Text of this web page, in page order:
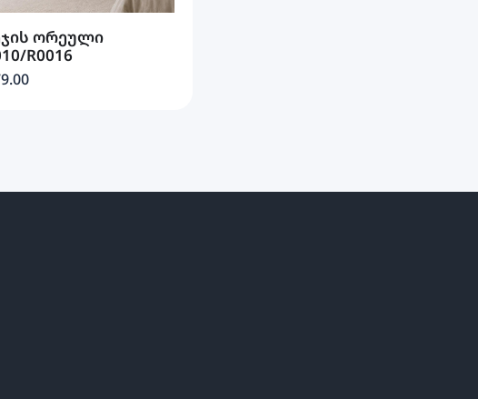
ორეული
R0016